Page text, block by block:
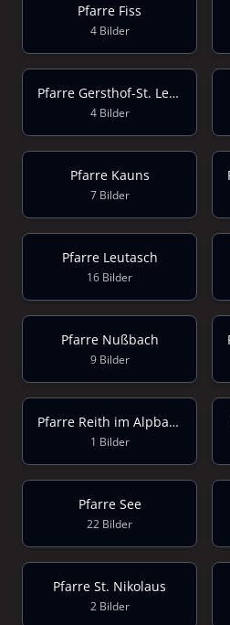
Pfarre Fiss
4 Bilder
Pfarre Gersthof-St. Leopold
4 Bilder
Pfarre Kauns
7 Bilder
Pfarre Leutasch
16 Bilder
Pfarre Nußbach
9 Bilder
Pfarre Reith im Alpbachtal
1 Bilder
Pfarre See
22 Bilder
Pfarre St. Nikolaus
2 Bilder